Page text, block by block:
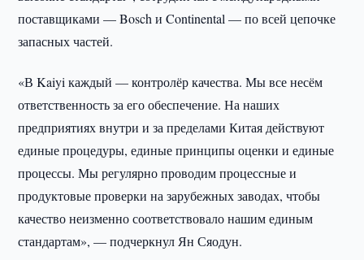
поставщиками — Bosch и Continental — по всей цепочке
запасных частей.
«В Kaiyi каждый — контролёр качества. Мы все несём
ответственность за его обеспечение. На наших
предприятиях внутри и за пределами Китая действуют
единые процедуры, единые принципы оценки и единые
процессы. Мы регулярно проводим процессные и
продуктовые проверки на зарубежных заводах, чтобы
качество неизменно соответствовало нашим единым
стандартам», — подчеркнул Ян Сяодун.